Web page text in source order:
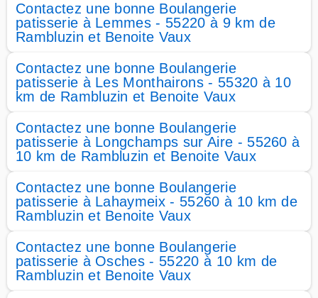
Contactez une bonne Boulangerie
patisserie à Lemmes - 55220 à 9 km de
Rambluzin et Benoite Vaux
Contactez une bonne Boulangerie
patisserie à Les Monthairons - 55320 à 10
km de Rambluzin et Benoite Vaux
Contactez une bonne Boulangerie
patisserie à Longchamps sur Aire - 55260 à
10 km de Rambluzin et Benoite Vaux
Contactez une bonne Boulangerie
patisserie à Lahaymeix - 55260 à 10 km de
Rambluzin et Benoite Vaux
Contactez une bonne Boulangerie
patisserie à Osches - 55220 à 10 km de
Rambluzin et Benoite Vaux